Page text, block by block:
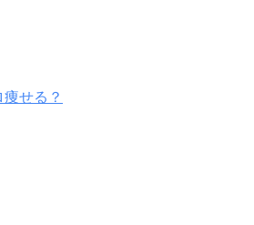
せる？